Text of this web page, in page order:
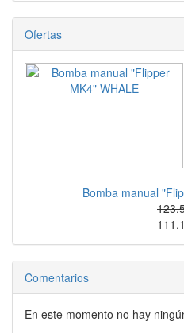
Ofertas
Bomba manual
Comentarios
En este momento no hay